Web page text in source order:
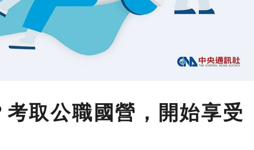
取公職國營，開始享受